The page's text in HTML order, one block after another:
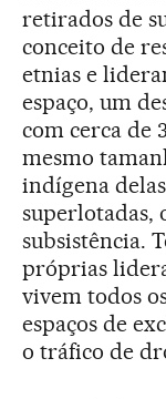
retirados de
conceito de
etnias e
espaço, um
com cerca de
mesmo
indígena
superlotadas,
subsistência.
próprias
vivem todos
espaços de
o tráfico de